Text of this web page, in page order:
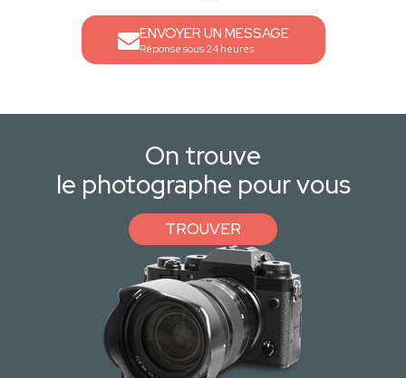
ENVOYER UN MESSAGE
Réponse sous 24 heures
On trouve
le photographe pour vous
TROUVER